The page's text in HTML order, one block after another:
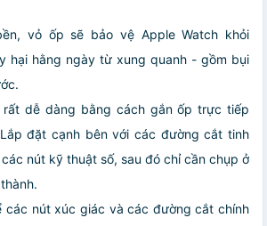
vỏ ốp sẽ bảo vệ Apple Watch khỏi
hại hằng ngày từ xung quanh - gồm bụi
dễ dàng bằng cách gắn ốp trực tiếp
đặt cạnh bên với các đường cắt tinh
nút kỹ thuật số, sau đó chỉ cần chụp ở
các nút xúc giác và các đường cắt chính